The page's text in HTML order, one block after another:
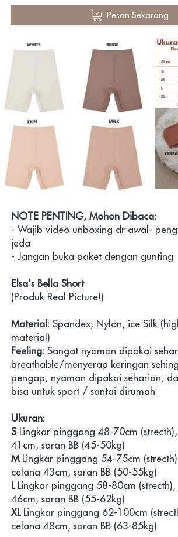
` Pesan Sekarang
NOTE PENTING, Mohon Dibaca:
- Wajib video unboxing dr awal-
jeda
- Jangan buka paket dengan gunting
Elsa's Bella Short
(Produk Real Picture!)
Material: Spandex, Nylon, ice Silk
material)
Feeling: Sangat nyaman dipakai
breathable/menyerap keringan
pengap, nyaman dipakai seharian,
bisa untuk sport / santai dirumah
Ukuran:
S Lingkar pinggang 48-70cm
41cm, saran BB (45-50kg)
M Lingkar pinggang 54-75cm
celana 43cm, saran BB (50-55kg)
L Lingkar pinggang 58-80cm
46cm, saran BB (55-62kg)
XL Lingkar pinggang 62-100cm
celana 48cm, saran BB (63-85kg)